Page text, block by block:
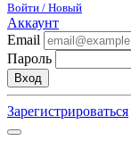
Войти / Новый
Аккаунт
Email
Пароль
Вход
Зарегистрироваться